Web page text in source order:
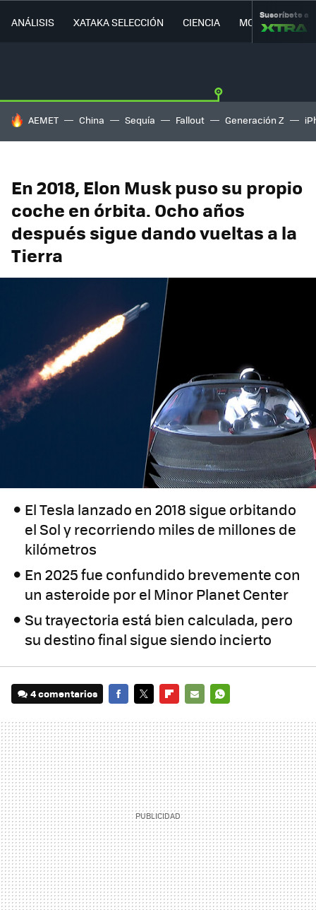
ANÁLISIS XATAKA SELECCIÓN CIENCIA MOVILIDAD
Suscríbete a
HOY SE HABLA DE
AEMET China Sequía Fallout Generación Z
En 2018, Elon Musk puso su propio
coche en órbita. Ocho años
después sigue dando vueltas a la
Tierra
El Tesla lanzado en 2018 sigue orbitando
el Sol y recorriendo miles de millones de
kilómetros
En 2025 fue confundido brevemente con
un asteroide por el Minor Planet Center
Su trayectoria está bien calculada, pero
su destino final sigue siendo incierto
4 comentarios
MAIL